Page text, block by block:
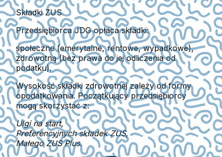
Składki ZUS
Przedsiębiorca JDG opłaca składki:
społeczne(emerytalne, rentowe, wypadkowe),
zdrowotną(bez prawa do jej odliczenia od
podatku).
Wysokość składki zdrowotnej zależy odformy
opodatkowania. Początkujący przedsiębiorcy
mogą skorzystać z:
Ulgi na start,
Preferencyjnych składek ZUS,
Małego ZUS Plus.